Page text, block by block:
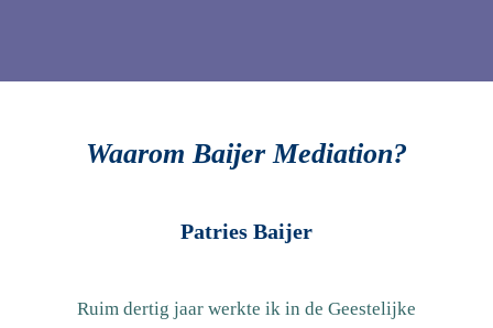
Waarom Baijer Mediation?
Patries Baijer
Ruim dertig jaar werkte ik in de Geestelijke